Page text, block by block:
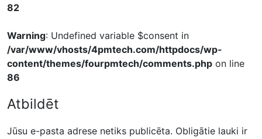
82
Warning: Undefined variable $consent in
/var/www/vhosts/4pmtech.com/httpdocs/wp-
content/themes/fourpmtech/comments.php on line
86
Atbildēt
Jūsu e-pasta adrese netiks publicēta. Obligātie lauki ir